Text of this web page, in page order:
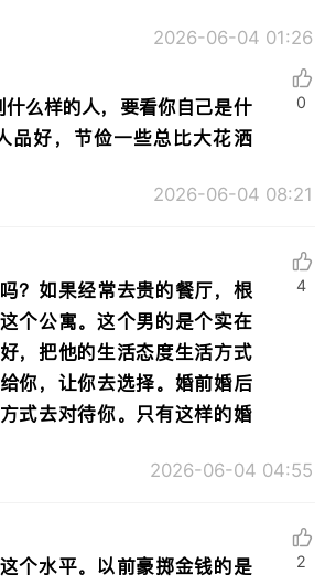
2026-06-04 01:26
么样的人，要看你自己是什
品好，节俭一些总比大花洒
2026-06-04 08:21
0
？如果经常去贵的餐厅，根
个公寓。这个男的是个实在
，把他的生活态度生活方式
你，让你去选择。婚前婚后
式去对待你。只有这样的婚
2026-06-04 04:55
4
个水平。以前豪掷金钱的是
2